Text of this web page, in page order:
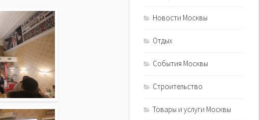
Новости Москвы
Отдых
События Москвы
Строительство
Товары и услуги Москвы